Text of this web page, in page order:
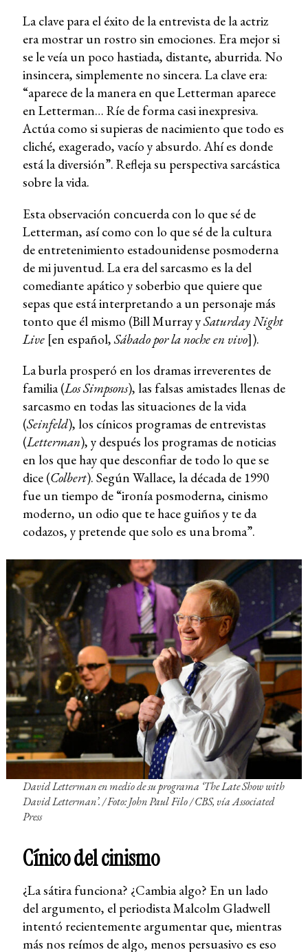
La clave para el éxito de la entrevista de la actriz
era mostrar un rostro sin emociones. Era mejor si
se le veía un poco hastiada, distante, aburrida. No
insincera, simplemente no sincera. La clave era:
“aparece de la manera en que Letterman aparece
en Letterman… Ríe de forma casi inexpresiva.
Actúa como si supieras de nacimiento que todo es
cliché, exagerado, vacío y absurdo. Ahí es donde
está la diversión”. Refleja su perspectiva sarcástica
sobre la vida.
Esta observación concuerda con lo que sé de
Letterman, así como con lo que sé de la cultura
de entretenimiento estadounidense posmoderna
de mi juventud. La era del sarcasmo es la del
comediante apático y soberbio que quiere que
sepas que está interpretando a un personaje más
tonto que él mismo (Bill Murray ySaturday Night
Live [en español,Sábado por la noche en vivo]).
La burla prosperó en los dramas irreverentes de
familia (Los Simpsons), las falsas amistades llenas de
sarcasmo en todas las situaciones de la vida
(Seinfeld), los cínicos programas de entrevistas
(Letterman), y después los programas de noticias
en los que hay que desconfiar de todo lo que se
dice (Colbert). Según Wallace, la década de 1990
fue un tiempo de “ironía posmoderna, cinismo
moderno, un odio que te hace guiños y te da
codazos, y pretende que solo es una broma”.
David Letterman en medio de su programa ‘The Late Show with
David Letterman’. /Foto: John Paul Filo / CBS, vía Associated
Press
Cínico del cinismo
¿La sátira funciona? ¿Cambia algo? En un lado
del argumento, el periodista Malcolm Gladwell
intentó recientemente argumentar que, mientras
más nos reímos de algo, menos persuasivo es eso